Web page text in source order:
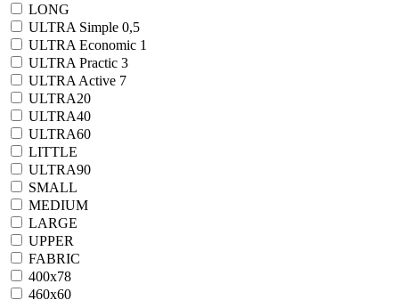
LONG
ULTRA Simple 0,5
ULTRA Economic 1
ULTRA Practic 3
ULTRA Active 7
ULTRA20
ULTRA40
ULTRA60
LITTLE
ULTRA90
SMALL
MEDIUM
LARGE
UPPER
FABRIC
400x78
460x60